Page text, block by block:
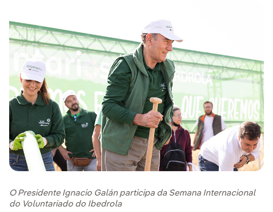
O Presidente Ignacio Galán participa da Semana Internacional
do Voluntariado do Ibedrola